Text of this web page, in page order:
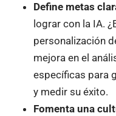
Define metas
lograr con la IA.
personalización
mejora en el
específicas para
y medir su éxito.
Fomenta una